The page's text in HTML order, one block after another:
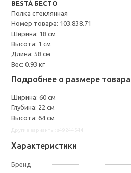
BESTÅ БЕСТО
Полка стеклянная
Номер товара: 103.838.71
Ширина: 18 см
Высота: 1 см
Длина: 58 см
Вес: 0.93 кг
Подробнее о размере товара
Ширина: 60 см
Глубина: 22 см
Высота: 64 см
Характеристики
Бренд